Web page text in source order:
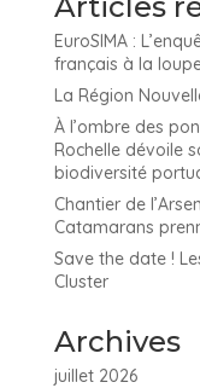
EuroSIMA :
français à la
La Région
À l’ombre des
Rochelle dévoile
biodiversité
Chantier de
Catamarans
Save the date !
Cluster
Archives
juillet 2026